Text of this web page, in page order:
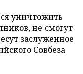
уничтожить
не смогут
заслуженное
Совбеза